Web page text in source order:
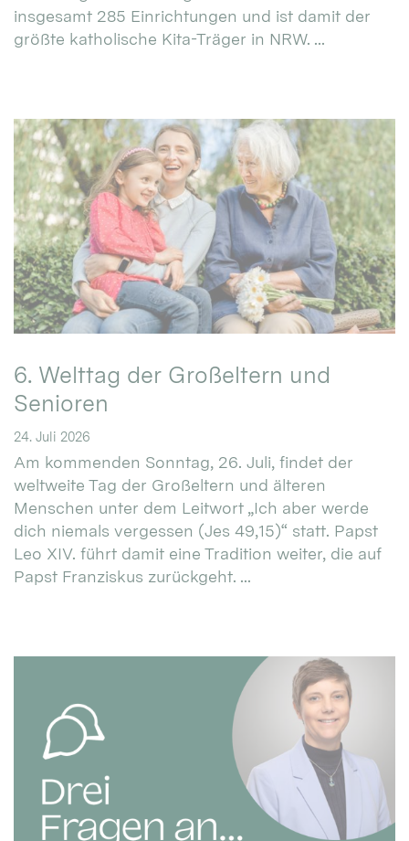
insgesamt 285 Einrichtungen und ist damit der
größte katholische Kita-Träger in NRW. ...
6. Welttag der Großeltern und
Senioren
24. Juli 2026
Am kommenden Sonntag, 26. Juli, findet der
weltweite Tag der Großeltern und älteren
Menschen unter dem Leitwort „Ich aber werde
dich niemals vergessen (Jes 49,15)“ statt. Papst
Leo XIV. führt damit eine Tradition weiter, die auf
Papst Franziskus zurückgeht. ...